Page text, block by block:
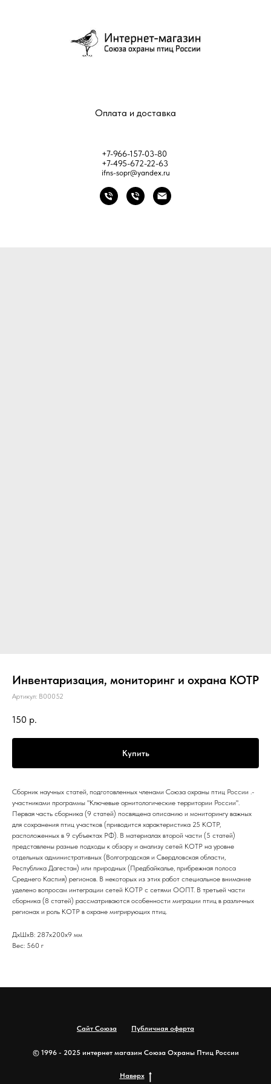
Оплата и доставка
+7-966-157-03-80
+7-495-672-22-63
ifns-sopr@yandex.ru
Инвентаризация, мониторинг и охрана КОТР
Артикул: B00052
150 р.
Купить
Сборник научных статей, подготовленных членами Союза охраны птиц России .-
участниками программы "Ключевые орнитологические территории России".
Первая часть сборника (9 статей) посвящена описанию и мониторингу важных
для сохранения птиц участков (приводится характеристика 25 КОТР,
расположенных в 9 субъектах РФ). В материалах второй части (5 статей)
представлены разные подходы к обзору и анализу сетей КОТР на уровне
отдельных административных (Волгоградская и Свердловская области,
Республика Дагестан) или природных (Предбайкалье, прибрежная полоса
Среднего Каспия) регионов. В некоторых из этих работ специальное внимание
уделено вопросам интеграции сетей КОТР с сетями ООПТ. В третьей части
сборника (8 статей) рассматриваются особенности миграции птиц в различных
регионах и роль КОТР в охране мигрирующих птиц.
ДxШxВ: 287x200x9 мм
Вес: 560 г
Сайт Союза Публичная оферта
© 1996 - 2025 интернет магазин Союза Охраны Птиц России
Наверх